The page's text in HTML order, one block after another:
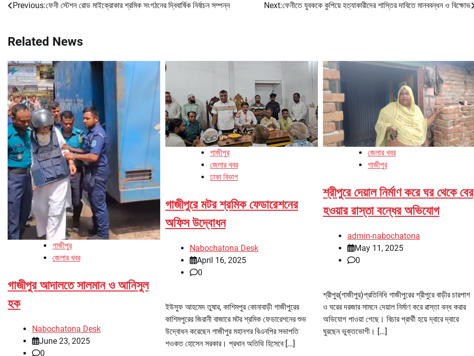
Post
Previous:ফেনী স্টেশন রোড মাইক্রোকার শ্রমিক সংগঠনের দ্বিবার্ষিক নির্বাচন সম্পন্ন Next:ফেনীতে যুবককে কুপিয়ে হত্যাকারীদের শাস্তির দাবিতে মানববন্ধন ও বিক্ষোভ
Related News
গাজীপুর
জেলার খবর
গাজীপুর আদালতে সালমান ও আনিসুল
হক
Nabochatona Desk
June 23, 2025
0
গাজীপুর
জেলার খবর
ঢাকা বিভাগ
গাজীপুরে মটর শ্রমিক ফেডারেশনের
অফিস উদ্বোধন
Nabochatona Desk
April 16, 2025
0
ইউসুফ আহমেদ তুষার, কাশিমপুর কোনাবাড়ী গাজীপুরের
কাশিমপুরের জিরানী বাজারে মটর শ্রমিক ফেডারেশনের শুভ
উদ্বোধন করেছেন গাজীপুর মহানগর বিএনপির সভাপতি
শওকত হোসেন সরকার। প্রধান অতিথি হিসেবে […]
জেলার খবর
গাজীপুর
শ্রীপুরে দেয়াল নির্মাণ করে ঘর থেকে বের
হওয়ার রাস্তা বন্ধের অভিযোগ
admin-nabochatona
May 11, 2025
0
শ্রীপুর(গাজীপুর)প্রতিনিধি গাজীপুরের শ্রীপুরে বাড়ীর চারপাশ
ও ঘরের দরজার সামনে দেয়াল নির্মাণ করে রাস্তা বন্ধ করার
অভিযোগ পাওয়া গেছে। বিচার প্রার্থী হয়ে দ্বারে দ্বারে
ঘুরছেন ভুক্তভোগী। […]